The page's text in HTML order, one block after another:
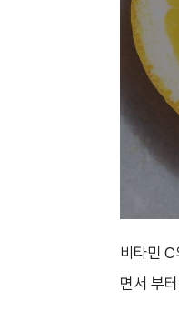
비타민 C
면서 부